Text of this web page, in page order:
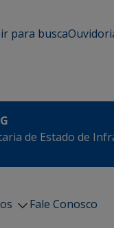
ir para busca
de Estado de
Fale Conosco